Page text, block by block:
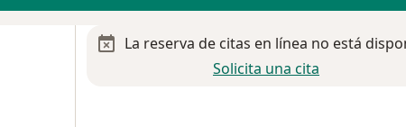
La reserva de citas en línea no está
Solicita una cita